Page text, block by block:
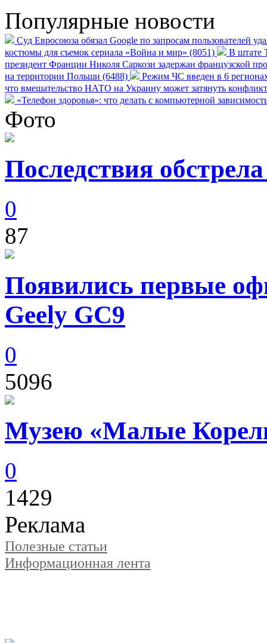
Популярные новости
Суд Евросоюза обязал Google по запросам пользователей
костюмы для съемок сериала «Война и мир» (8051)
В штате
президент Франции Николя Саркози задержан французской
на территории Польши (6488)
Режим ЧС введен в 6
что вмешательство НАТО на Украину может затянуть
«Телефон здоровья»: что делать с компьютерной
Фото
Последствия
0
87
Появились первые
Geely GC9
0
5096
Музею «Малые
0
1429
Реклама
Полезные статьи
Информационная лента